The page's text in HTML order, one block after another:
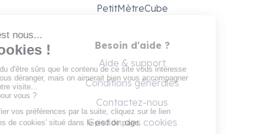
PetitMètreCube
Besoin d'aide ?
Aide & support
Conditions générales
Contactez-nous
Gestion des cookies